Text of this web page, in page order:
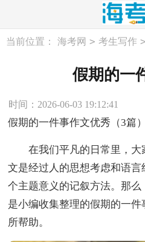
当前位置： 海考网 > 考生写作 >
假期的一
时间：2026-06-03 19:12:41
假期的一件事作文优秀（3篇）
在我们平凡的日常里，大
文是经过人的思想考虑和语
个主题意义的记叙方法。那
是小编收集整理的假期的一
所帮助。